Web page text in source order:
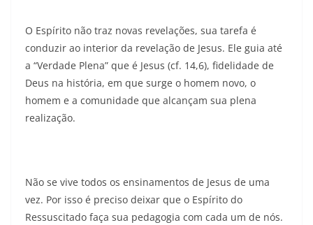
O Espírito não traz novas revelações, sua tarefa é
conduzir ao interior da revelação de Jesus. Ele guia até
a “Verdade Plena” que é Jesus (cf. 14,6), fidelidade de
Deus na história, em que surge o homem novo, o
homem e a comunidade que alcançam sua plena
realização.
Não se vive todos os ensinamentos de Jesus de uma
vez. Por isso é preciso deixar que o Espírito do
Ressuscitado faça sua pedagogia com cada um de nós.